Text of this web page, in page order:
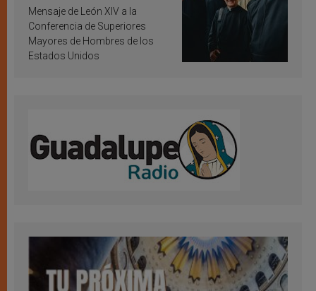
inspiración y santificación
Mensaje de León XIV a la
Conferencia de Superiores
Mayores de Hombres de los
Estados Unidos